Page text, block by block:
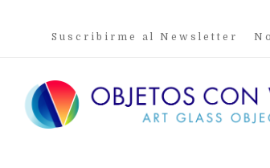
Suscribirme al Newsletter